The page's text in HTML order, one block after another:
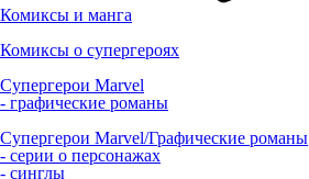
Комиксы и манга
Комиксы о супергероях
Супергерои Marvel
- графические романы
Супергерои Marvel/Графические романы
- серии о персонажах
- синглы